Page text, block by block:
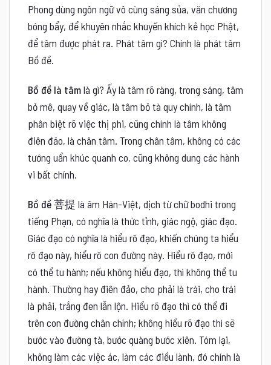
Phong dùng ngôn ngữ vô cùng sáng sủa, văn chương
bóng bẩy, để khuyên nhắc khuyến khích kẻ học Phật,
để tâm được phát ra. Phát tâm gì? Chính là phát tâm
Bồ đề.
Bồ đề là tâmlà gì? Ấy là tâm rõ ràng, trong sáng, tâm
bỏ mê, quay về giác, là tâm bỏ tà quy chính, là tâm
phân biệt rõ việc thị phi, cũng chính là tâm không
điên đảo, là chân tâm. Trong chân tâm, không có các
tướng uẩn khúc quanh co, cũng không dung các hành
vi bất chính.
Bồ đề 菩提 là âm Hán-Việt, dịch từ chữ bodhi trong
tiếng Phạn, có nghĩa là thức tỉnh, giác ngộ, giác đạo.
Giác đạo có nghĩa là hiểu rõ đạo, khiến chúng ta hiểu
rõ đạo này, hiểu rõ con đường này. Hiểu rõ đạo, mới
có thể tu hành; nếu không hiểu đạo, thì không thể tu
hành. Thường hay điên đảo, cho phải là trái, cho trái
là phải, trắng đen lẫn lộn. Hiểu rõ đạo thì có thể đi
trên con đường chân chính; không hiểu rõ đạo thì sẽ
bước vào đường tà, bước quàng bước xiên. Tóm lại,
không làm các việc ác, làm các điều lành, đó chính là